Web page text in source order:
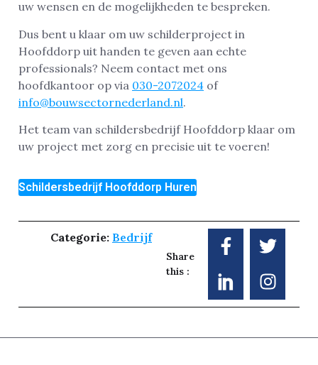
uw wensen en de mogelijkheden te bespreken.
Dus bent u klaar om uw schilderproject in
Hoofddorp uit handen te geven aan echte
professionals? Neem contact met ons
hoofdkantoor op via 030-2072024 of
info@bouwsectornederland.nl.
Het team van schildersbedrijf Hoofddorp klaar om
uw project met zorg en precisie uit te voeren!
Schildersbedrijf Hoofddorp Huren
Categorie: Bedrijf
Share
this :